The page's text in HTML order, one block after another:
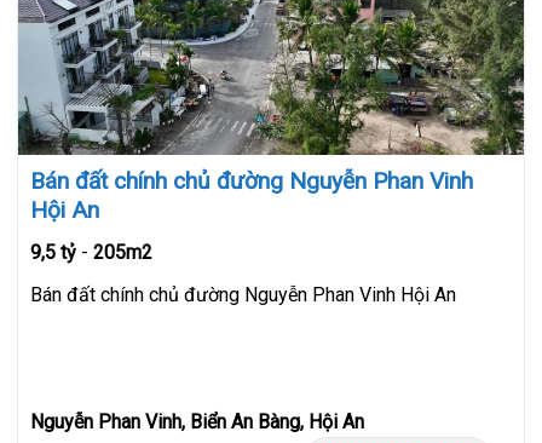
Bán đất chính chủ đường Nguyễn Phan Vinh
Hội An
9,5 tỷ - 205m2
Bán đất chính chủ đường Nguyễn Phan Vinh Hội An
Nguyễn Phan Vinh, Biển An Bàng, Hội An